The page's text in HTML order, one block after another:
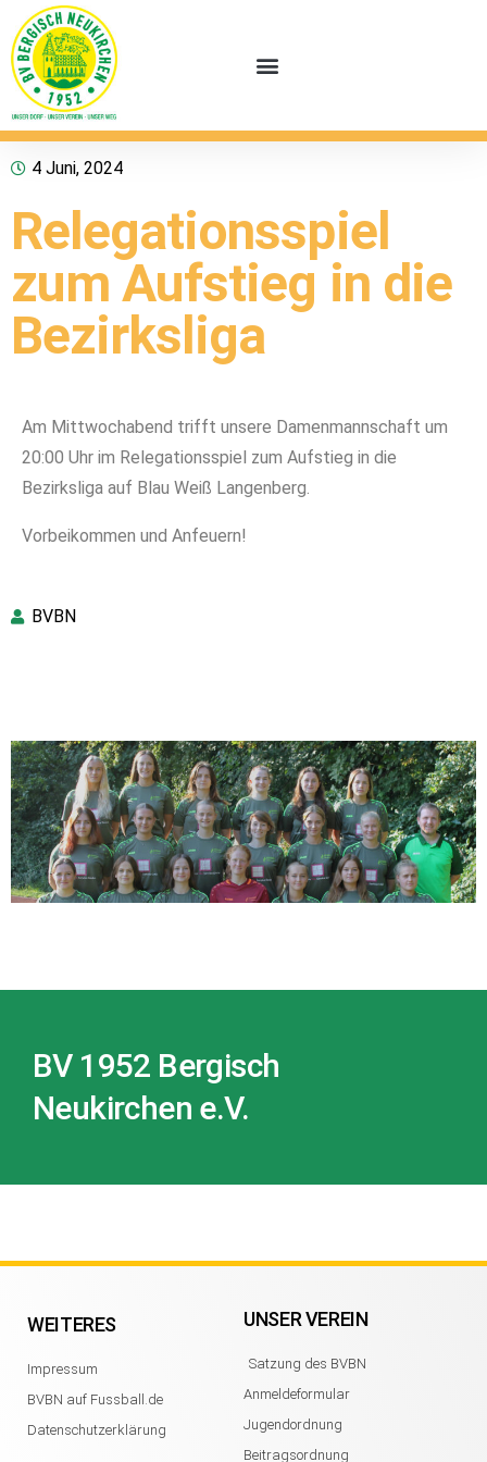
4 Juni, 2024
Relegationsspiel
zum Aufstieg in die
Bezirksliga
Am Mittwochabend trifft unsere Damenmannschaft um
20:00 Uhr im Relegationsspiel zum Aufstieg in die
Bezirksliga auf Blau Weiß Langenberg.
Vorbeikommen und Anfeuern!
BVBN
BV 1952 Bergisch
Neukirchen e.V.
WEITERES
Impressum
BVBN auf Fussball.de
Datenschutzerklärung
UNSER VEREIN
Satzung des BVBN
Anmeldeformular
Jugendordnung
Beitragsordnung